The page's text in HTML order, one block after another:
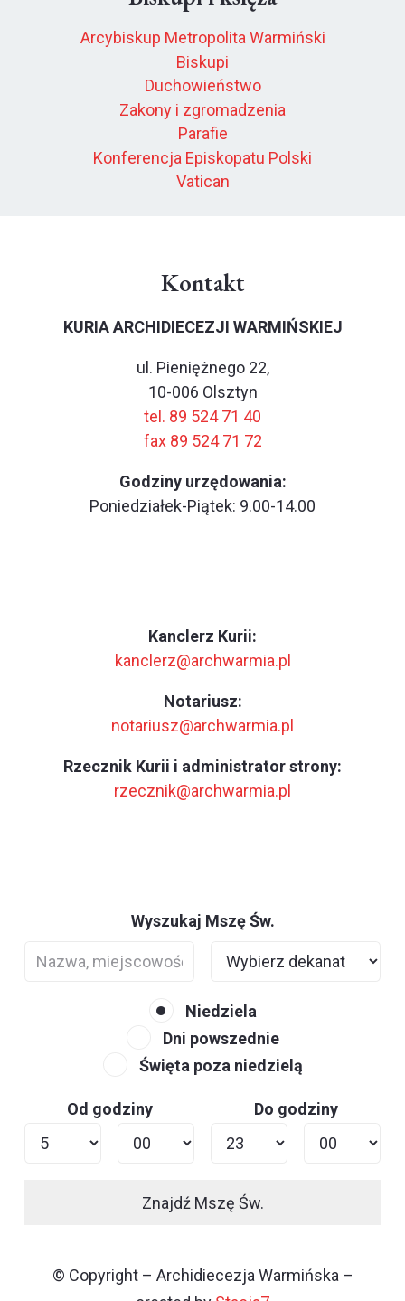
Arcybiskup Metropolita Warmiński
Biskupi
Duchowieństwo
Zakony i zgromadzenia
Parafie
Konferencja Episkopatu Polski
Vatican
Kontakt
KURIA ARCHIDIECEZJI WARMIŃSKIEJ
ul. Pieniężnego 22,
10-006 Olsztyn
tel. 89 524 71 40
fax 89 524 71 72
Godziny urzędowania:
Poniedziałek-Piątek: 9.00-14.00
Kanclerz Kurii:
kanclerz@archwarmia.pl
Notariusz:
notariusz@archwarmia.pl
Rzecznik Kurii i administrator strony:
rzecznik@archwarmia.pl
Wyszukaj Mszę Św.
Niedziela
Dni powszednie
Święta poza niedzielą
Od godziny Do godziny
Znajdź Mszę Św.
© Copyright – Archidiecezja Warmińska –